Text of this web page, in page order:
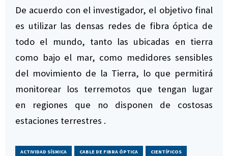
De acuerdo con el investigador, el objetivo final
es utilizar las densas redes de fibra óptica de
todo el mundo, tanto las ubicadas en tierra
como bajo el mar, como medidores sensibles
del movimiento de la Tierra, lo que permitirá
monitorear los terremotos que tengan lugar
en regiones que no disponen de costosas
estaciones terrestres .
ACTIVIDAD SÍSMICA CABLE DE FIBRA ÓPTICA CIENTÍFICOS